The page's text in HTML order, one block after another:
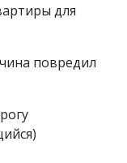
для
повредил